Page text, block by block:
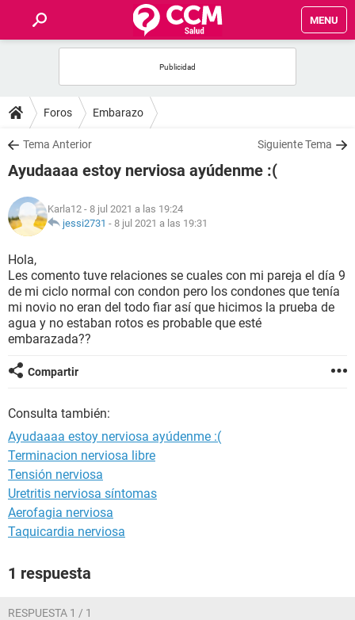
MENU
FOROS
SALUD
FAMILIA
NUTRICIÓN
BIENESTAR
SEXUALIDAD
GLOSARIO
Foros Embarazo
Tema Anterior Siguiente Tema
Ayudaaaa estoy nerviosa ayúdenme :(
Karla12 - 8 jul 2021 a las 19:24
jessi2731 - 8 jul 2021 a las 19:31
Hola,
Les comento tuve relaciones se cuales con mi pareja el día 9
de mi ciclo normal con condon pero los condones que tenía
mi novio no eran del todo fiar así que hicimos la prueba de
agua y no estaban rotos es probable que esté
embarazada??
Compartir
Consulta también:
Ayudaaaa estoy nerviosa ayúdenme :(
Terminacion nerviosa libre
Tensión nerviosa
Uretritis nerviosa síntomas
Aerofagia nerviosa
Taquicardia nerviosa
1 respuesta
RESPUESTA 1 / 1